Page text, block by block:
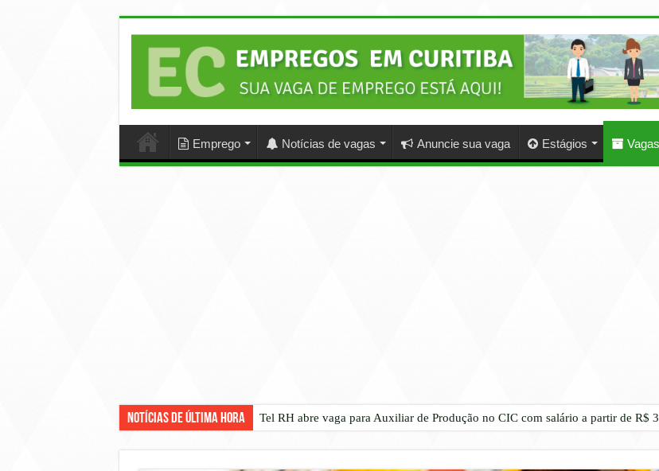
Emprego Notícias de vagas Anuncie sua vaga Estágios Vagas
Notícias de Última Hora Tel RH abre vaga para Auxiliar de Produção no CIC com salário a partir de R$